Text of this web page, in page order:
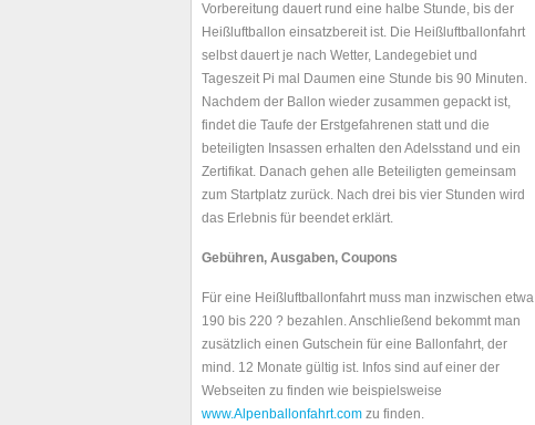
Vorbereitung dauert rund eine halbe Stunde, bis der
Heißluftballon einsatzbereit ist. Die Heißluftballonfahrt
selbst dauert je nach Wetter, Landegebiet und
Tageszeit Pi mal Daumen eine Stunde bis 90 Minuten.
Nachdem der Ballon wieder zusammen gepackt ist,
findet die Taufe der Erstgefahrenen statt und die
beteiligten Insassen erhalten den Adelsstand und ein
Zertifikat. Danach gehen alle Beteiligten gemeinsam
zum Startplatz zurück. Nach drei bis vier Stunden wird
das Erlebnis für beendet erklärt.
Gebühren, Ausgaben, Coupons
Für eine Heißluftballonfahrt muss man inzwischen etwa
190 bis 220 ? bezahlen. Anschließend bekommt man
zusätzlich einen Gutschein für eine Ballonfahrt, der
mind. 12 Monate gültig ist. Infos sind auf einer der
Webseiten zu finden wie beispielsweise
www.Alpenballonfahrt.com zu finden.